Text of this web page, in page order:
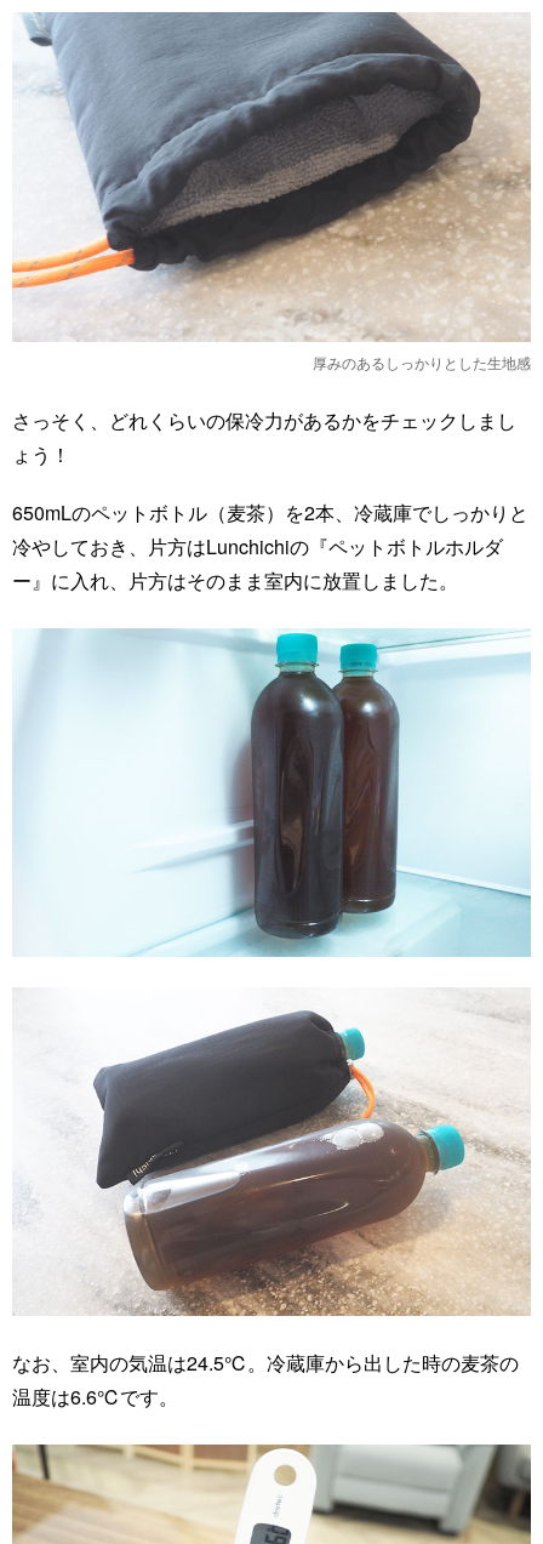
厚みのあるしっかりとした生地感
さっそく、どれくらいの保冷力があるかをチェックしまし
ょう！
650mLのペットボトル（麦茶）を2本、冷蔵庫でしっかりと
冷やしておき、片方はLunchichiの『ペットボトルホルダ
ー』に入れ、片方はそのまま室内に放置しました。
なお、室内の気温は24.5℃。冷蔵庫から出した時の麦茶の
温度は6.6℃です。